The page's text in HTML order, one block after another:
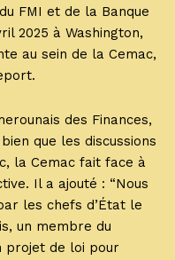
FMI et de la Banque
2025 à Washington,
au sein de la Cemac,
des Finances,
que les discussions
la Cemac fait face à
Il a ajouté : “Nous
les chefs d’État le
un membre du
projet de loi pour